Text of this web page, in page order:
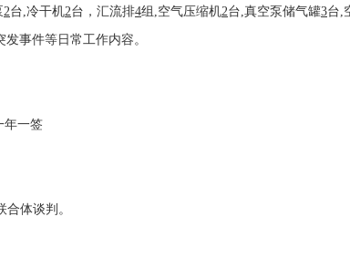
2台,冷干机2台，汇流排4组,空气压缩机2台,真空泵储气罐3台,
事件等日常工作内容。
年一签
体谈判。